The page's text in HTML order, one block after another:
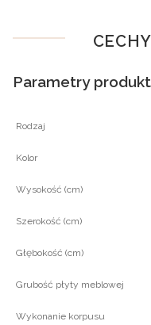
Parametry
Rodzaj
Kolor
Wysokość (cm)
Szerokość (cm)
Głębokość (cm)
Grubość płyty meblowej
Wykonanie korpusu